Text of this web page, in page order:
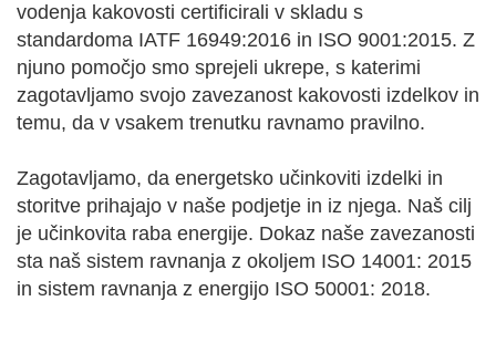
vodenja kakovosti certificirali v skladu s
standardoma IATF 16949:2016 in ISO 9001:2015. Z
njuno pomočjo smo sprejeli ukrepe, s katerimi
zagotavljamo svojo zavezanost kakovosti izdelkov in
temu, da v vsakem trenutku ravnamo pravilno.
Zagotavljamo, da energetsko učinkoviti izdelki in
storitve prihajajo v naše podjetje in iz njega. Naš cilj
je učinkovita raba energije. Dokaz naše zavezanosti
sta naš sistem ravnanja z okoljem ISO 14001: 2015
in sistem ravnanja z energijo ISO 50001: 2018.